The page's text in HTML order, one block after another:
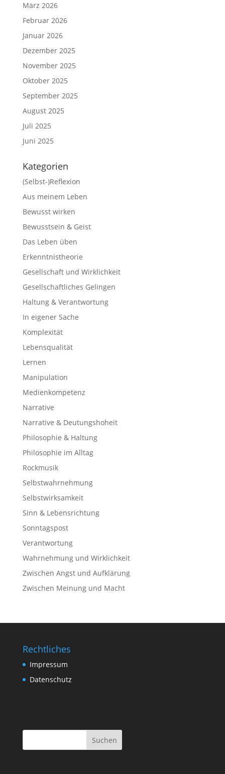
März 2026
Februar 2026
Januar 2026
Dezember 2025
November 2025
Oktober 2025
September 2025
August 2025
Juli 2025
Juni 2025
Kategorien
(Selbst-)Reflexion
Aus meinem Leben
Bewusst wirken
Bewusstsein & Geist
Das Leben üben
Erkenntnistheorie
Gesellschaft und Wirklichkeit
Gesellschaftliches Gelingen
Haltung & Verantwortung
In eigener Sache
Komplexität
Lebensqualität
Lernen
Manipulation
Medienkompetenz
Narrative
Narrative & Deutungshoheit
Philosophie & Haltung
Philosophie im Alltag
Rockmusik
Selbstwahrnehmung
Selbstwirksamkeit
Sinn & Lebensrichtung
Sonntagspost
Verantwortung
Wahrnehmung und Wirklichkeit
Zwischen Angst und Aufklärung
Zwischen Meinung und Macht
Rechtliches
Impressum
Datenschutz